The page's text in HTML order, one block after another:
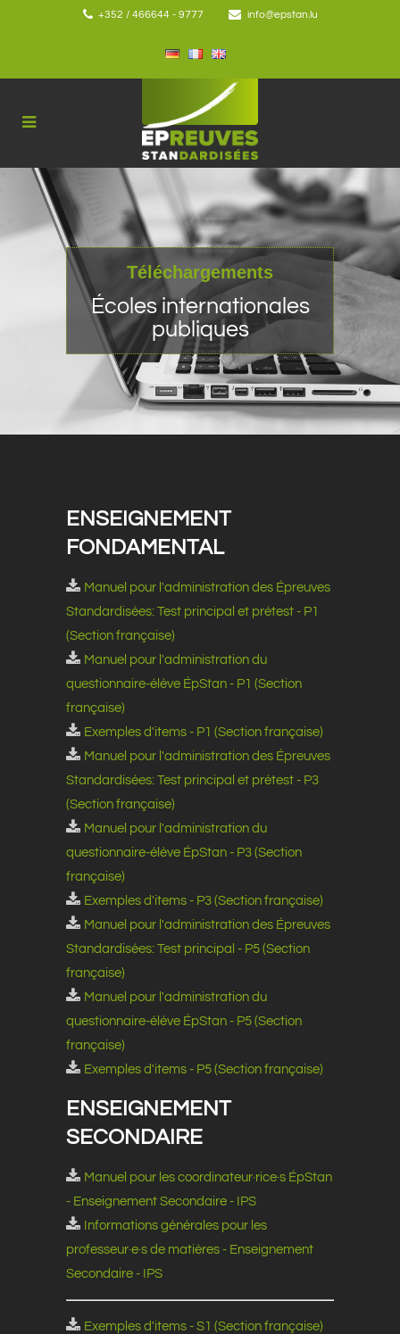
+352 / 466644 - 9777 info@epstan.lu
Téléchargements
Écoles internationales
publiques
ENSEIGNEMENT
FONDAMENTAL
Manuel pour l'administration des Épreuves
Standardisées: Test principal et prétest - P1
(Section française)
Manuel pour l'administration du
questionnaire-élève ÉpStan - P1 (Section
française)
Exemples d'items - P1 (Section française)
Manuel pour l'administration des Épreuves
Standardisées: Test principal et prétest - P3
(Section française)
Manuel pour l'administration du
questionnaire-élève ÉpStan - P3 (Section
française)
Exemples d'items - P3 (Section française)
Manuel pour l'administration des Épreuves
Standardisées: Test principal - P5 (Section
française)
Manuel pour l'administration du
questionnaire-élève ÉpStan - P5 (Section
française)
Exemples d'items - P5 (Section française)
ENSEIGNEMENT
SECONDAIRE
Manuel pour les coordinateur·rice·s ÉpStan
- Enseignement Secondaire - IPS
Informations générales pour les
professeur·e·s de matières - Enseignement
Secondaire - IPS
Exemples d'items - S1 (Section française)